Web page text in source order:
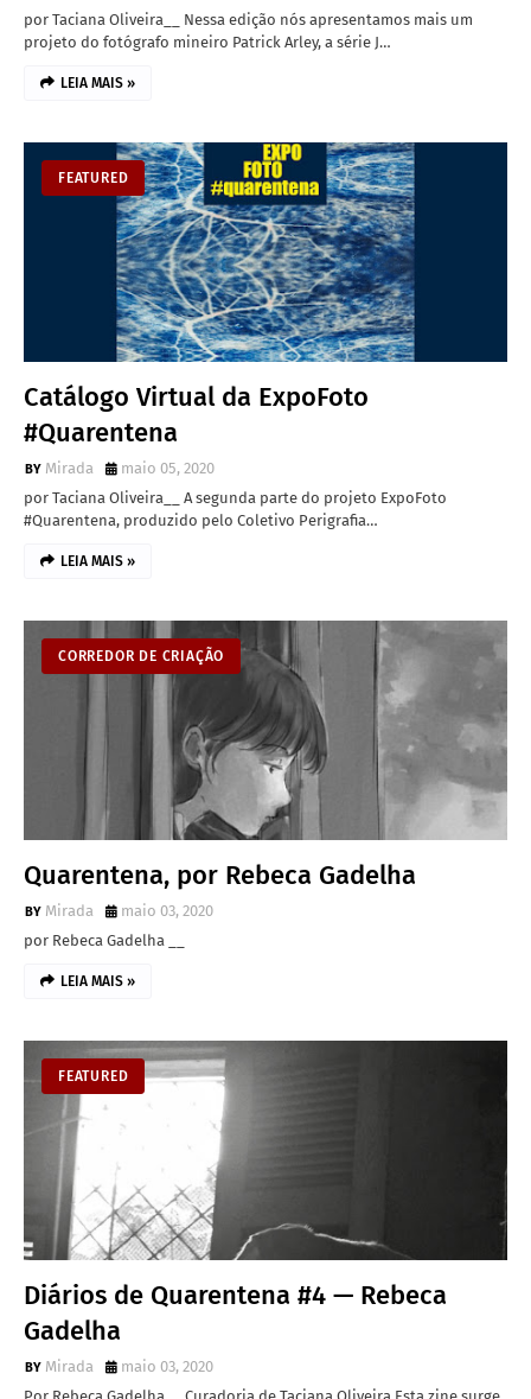
por Taciana Oliveira__ Nessa edição nós apresentamos mais um
projeto do fotógrafo mineiro Patrick Arley, a série J…
LEIA MAIS »
FEATURED
Catálogo Virtual da ExpoFoto
#Quarentena
Mirada
maio 05, 2020
por Taciana Oliveira__ A segunda parte do projeto ExpoFoto
#Quarentena, produzido pelo Coletivo Perigrafia…
LEIA MAIS »
CORREDOR DE CRIAÇÃO
Quarentena, por Rebeca Gadelha
Mirada
maio 03, 2020
por Rebeca Gadelha __
LEIA MAIS »
FEATURED
Diários de Quarentena #4 — Rebeca
Gadelha
Mirada
maio 03, 2020